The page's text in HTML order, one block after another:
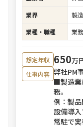
業界
製造
業種・職種
業
想定年収 650万
仕事内容 弊社PM
■製造業
務。
例：製品
設備導
常駐で実